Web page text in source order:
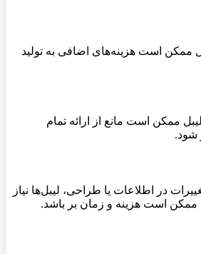
ممکن است هزینه‌های اضافی به تولید
ممکن است مانع از ارائه تمام
شود.
در اطلاعات یا طراحی، لیبل‌ها نیاز
ممکن است هزینه و زمان بر باشد.